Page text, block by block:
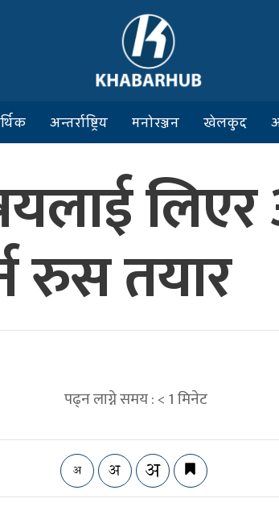
अन्तर्राष्ट्रिय मनोरञ्जन खेलकुद
रुस तयार
पढ्न लाग्ने समय :< 1मिनेट